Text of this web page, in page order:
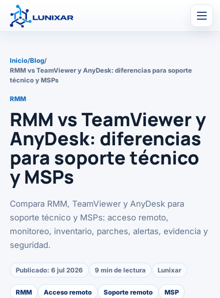
Inicio/Blog/
RMM vs TeamViewer y AnyDesk: diferencias para soporte
técnico y MSPs
RMM
RMM vs TeamViewer y
AnyDesk: diferencias
para soporte técnico
y MSPs
Compara RMM, TeamViewer y AnyDesk para
soporte técnico y MSPs: acceso remoto,
monitoreo, inventario, parches, alertas, evidencia y
seguridad.
Publicado: 6 jul 2026 9 min de lectura Lunixar
RMM Acceso remoto Soporte remoto
MSP